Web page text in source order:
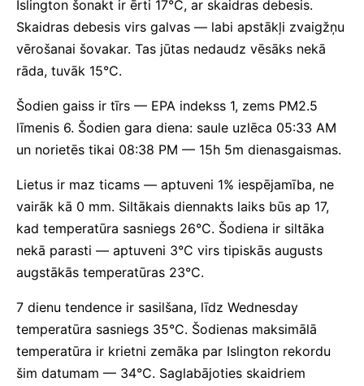
Islington šonakt ir ērti 17°C, ar skaidras debesis.
Skaidras debesis virs galvas — labi apstākļi zvaigžņu
vērošanai šovakar. Tas jūtas nedaudz vēsāks nekā
rāda, tuvāk 15°C.
Šodien gaiss ir tīrs — EPA indekss 1, zems PM2.5
līmenis 6. Šodien gara diena: saule uzlēca 05:33 AM
un norietēs tikai 08:38 PM — 15h 5m dienasgaismas.
Lietus ir maz ticams — aptuveni 1% iespējamība, ne
vairāk kā 0 mm. Siltākais diennakts laiks būs ap 17,
kad temperatūra sasniegs 26°C. Šodiena ir siltāka
nekā parasti — aptuveni 3°C virs tipiskās augusts
augstākās temperatūras 23°C.
7 dienu tendence ir sasilšana, līdz Wednesday
temperatūra sasniegs 35°C. Šodienas maksimālā
temperatūra ir krietni zemāka par Islington rekordu
šim datumam — 34°C. Saglabājoties skaidriem